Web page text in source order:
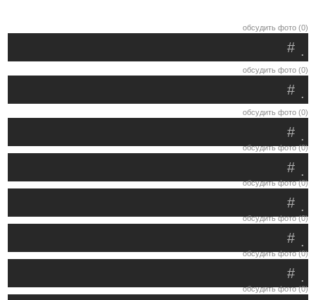
обсудить фото (0)
.
#
обсудить фото (0)
.
#
обсудить фото (0)
.
#
обсудить фото (0)
.
#
обсудить фото (0)
.
#
обсудить фото (0)
.
#
обсудить фото (0)
.
#
обсудить фото (0)